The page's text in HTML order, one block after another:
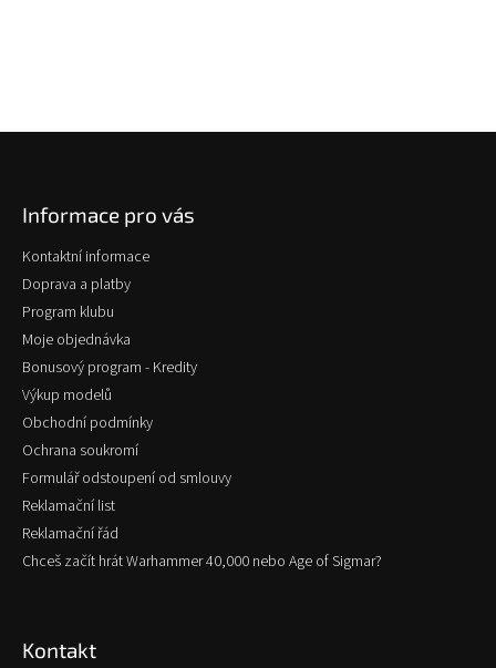
Informace pro vás
Kontaktní informace
Doprava a platby
Program klubu
Moje objednávka
Bonusový program - Kredity
Výkup modelů
Obchodní podmínky
Ochrana soukromí
Formulář odstoupení od smlouvy
Reklamační list
Reklamační řád
Chceš začít hrát Warhammer 40,000 nebo Age of Sigmar?
Kontakt